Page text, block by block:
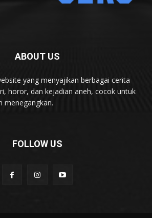
ABOUT US
yang menyajikan berbagai cerita
horor, dan kejadian aneh, cocok untuk
menegangkan.
FOLLOW US